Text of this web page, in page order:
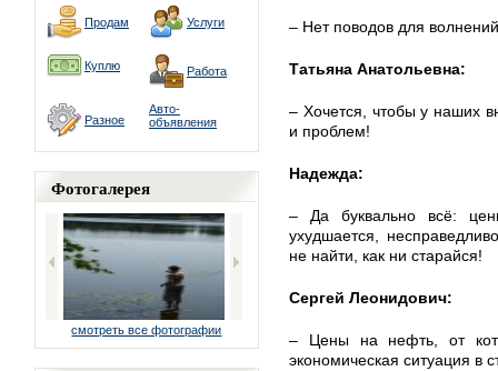
Продам Услуги
Куплю Работа
Разное
Авто-
объявления
Фотогалерея
смотреть все фотографии
– Нет поводов для
Татьяна Анатольевна:
– Хочется, чтобы у наших
и проблем!
Надежда:
– Да буквально всё:
ухудшается,
не найти, как ни старайся!
Сергей Леонидович:
– Цены на нефть, от
экономическая ситуация в